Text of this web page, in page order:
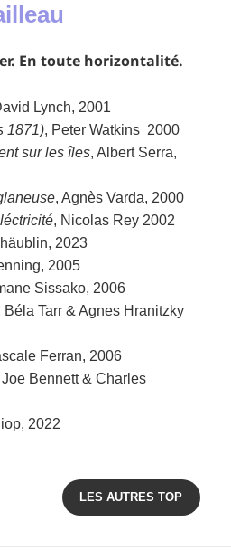
En toute horizontalité.
Lynch, 2001
1871), Peter Watkins 2000
sur les îles, Albert Serra,
, Agnès Varda, 2000
, Nicolas Rey 2002
2023
2005
Sissako, 2006
Béla Tarr & Agnes Hranitzky
Ferran, 2006
Joe Bennett & Charles
2022
LES AUTRES TOP